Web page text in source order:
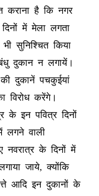
कराना है कि नगर
में मेला लगता
सुनिश्चित किया
दुकान न लगायें।
दुकानें पचकुईयां
विरोध करेंगे।
के इन पवित्र दिनों
लगने वाली
नवरात्र के दिनों में
जाये, क्योंकि
आदि इन दुकानों के